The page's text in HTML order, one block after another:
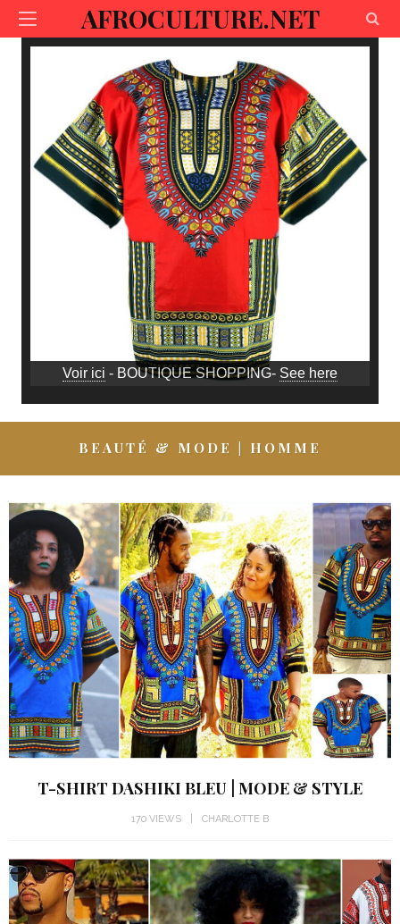
AFROCULTURE.NET
Voir ici - BOUTIQUE SHOPPING- See here
BEAUTÉ & MODE | HOMME
T-SHIRT DASHIKI BLEU | MODE & STYLE
170 VIEWS CHARLOTTE B